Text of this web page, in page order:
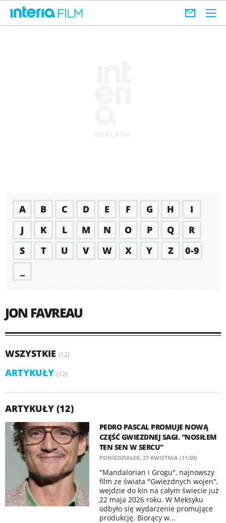
A B C D E F G H
I
J
K L M N O P Q
R
S
T U V W X Y Z
0-9
JON FAVREAU
WSZYSTKIE (12)
ARTYKUŁY (12)
ARTYKUŁY (12)
PEDRO PASCAL PROMUJE NOWĄ
CZĘŚĆ GWIEZDNEJ SAGI. "NOSIŁEM
TEN SEN W SERCU"
PONIEDZIAŁEK, 27 KWIETNIA (11:50)
"Mandalorian i Grogu", najnowszy
film ze świata "Gwiezdnych wojen",
wejdzie do kin na całym świecie już
22 maja 2026 roku. W Meksyku
odbyło się wydarzenie promujące
produkcję. Biorący w...